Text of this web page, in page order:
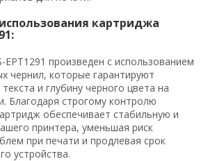
картриджа
EPT1291 произведен с использованием
чернил, которые гарантируют
и глубину черного цвета на
Благодаря строгому контролю
обеспечивает стабильную и
принтера, уменьшая риск
при печати и продлевая срок
устройства.